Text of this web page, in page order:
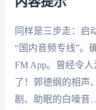
同样是三步走：启
“国内音频专线”。
FM App。曾经令
了！郭德纲的相声
剧、助眠的白噪